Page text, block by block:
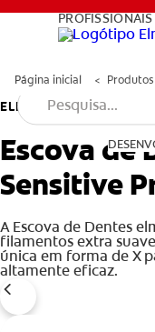
PROFISSIONAIS
DA
Página inicial Produtos
ELMEX
Escova de
Sensitive
A Escova de Dentes
filamentos extra
única em forma de X
altamente eficaz.